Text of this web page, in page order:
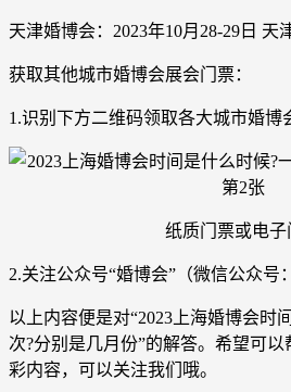
天津婚博会：2023年10月28-29日 天
获取其他城市婚博会展会门票：
1.识别下方二维码领取各大城市婚博
纸质门票或电子
2.关注公众号“婚博会”（微信公众号
以上内容便是对“2023上海婚博会时
次?分别是几月份”的解答。希望可
彩内容，可以关注我们哦。